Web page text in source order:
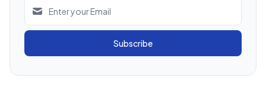
Subscribe